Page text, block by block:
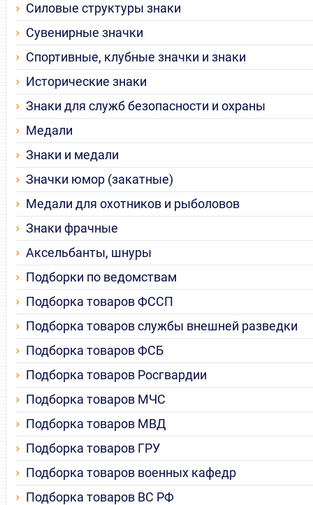
Силовые структуры знаки
Сувенирные значки
Спортивные, клубные значки и знаки
Исторические знаки
Знаки для служб безопасности и охраны
Медали
Знаки и медали
Значки юмор (закатные)
Медали для охотников и рыболовов
Знаки фрачные
Аксельбанты, шнуры
Подборки по ведомствам
Подборка товаров ФССП
Подборка товаров службы внешней разведки
Подборка товаров ФСБ
Подборка товаров Росгвардии
Подборка товаров МЧС
Подборка товаров МВД
Подборка товаров ГРУ
Подборка товаров военных кафедр
Подборка товаров ВС РФ